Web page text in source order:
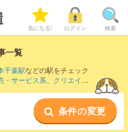
気になる! ログイン 検索
一覧
千葉駅などの駅をチェック
・サービス系、 クリエイテ
条件の変更